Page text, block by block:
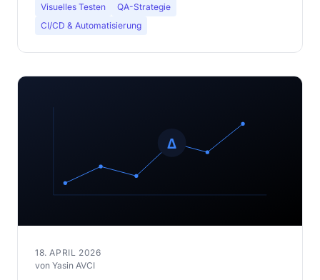
Visuelles Testen
QA-Strategie
CI/CD & Automatisierung
18. APRIL 2026
von Yasin AVCI